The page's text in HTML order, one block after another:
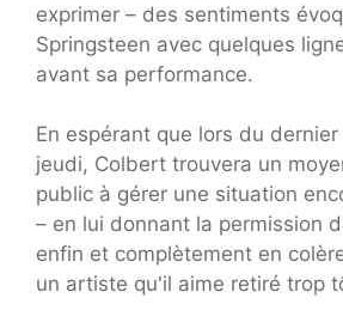
exprimer – des sentiments
Springsteen avec quelques
avant sa performance.
En espérant que lors du
jeudi, Colbert trouvera un
public à gérer une situation
– en lui donnant la permission
enfin et complètement en
un artiste qu'il aime retiré trop